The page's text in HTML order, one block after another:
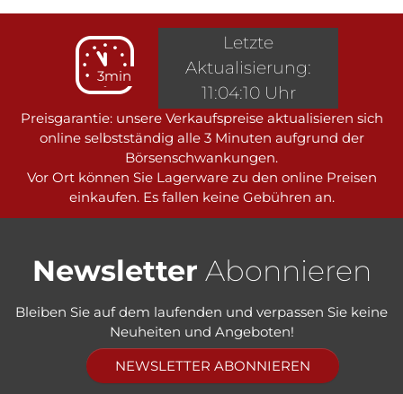
3min
Preisgarantie: unsere Verkaufspreise aktualisieren sich
online selbstständig alle 3 Minuten aufgrund der
Börsenschwankungen.
Vor Ort können Sie Lagerware zu den online Preisen
einkaufen. Es fallen keine Gebühren an.
Letzte
Aktualisierung:
11:04:10 Uhr
Newsletter Abonnieren
Bleiben Sie auf dem laufenden und verpassen Sie keine
Neuheiten und Angeboten!
NEWSLETTER ABONNIEREN